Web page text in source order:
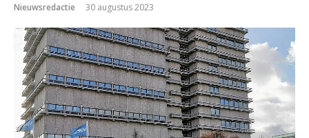
Nieuwsredactie 30 augustus 2023